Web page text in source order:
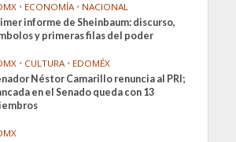
• ECONOMÍA • NACIONAL
informe de Sheinbaum: discurso,
y primeras filas del poder
• CULTURA • EDOMÉX
Néstor Camarillo renuncia al PRI;
en el Senado queda con 13